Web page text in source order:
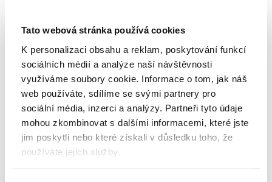
Tato webová stránka používá cookies
K personalizaci obsahu a reklam, poskytování funkcí
sociálních médií a analýze naší návštěvnosti
využíváme soubory cookie. Informace o tom, jak náš
web používáte, sdílíme se svými partnery pro
sociální média, inzerci a analýzy. Partneři tyto údaje
mohou zkombinovat s dalšími informacemi, které jste
jim poskytli nebo které získali v důsledku toho, že
používáte jejich služby.